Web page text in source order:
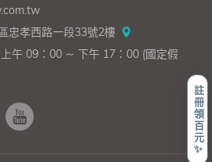
註
冊
領
百
元
✨
忠孝西路一段33號2樓
午 09：00 ∼ 下午 17：00 (國定假